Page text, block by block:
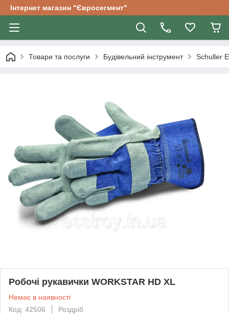
Інтернет магазин "Євросегмент"
Товари та послуги Будівельний інструмент Schuller
Робочі рукавички WORKSTAR HD XL
Немає в наявності
Код: 42506
Роздріб